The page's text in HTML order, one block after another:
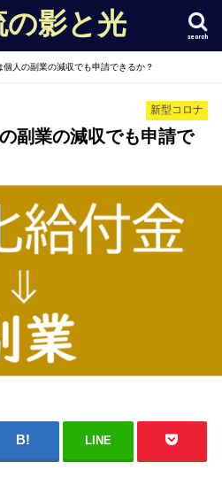
の影と光 search
個人の副業の減収でも申請できるか？
新型コロナ
副業の減収でも申請で
LINE